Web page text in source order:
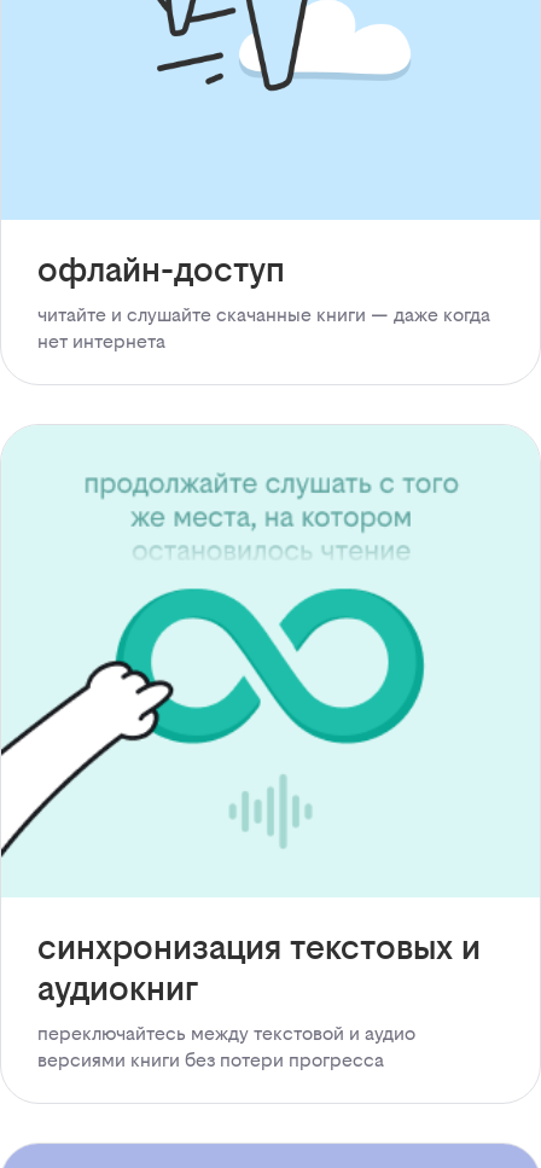
офлайн-доступ
читайте и слушайте скачанные книги — даже когда
нет интернета
синхронизация текстовых и
аудиокниг
переключайтесь между текстовой и аудио
версиями книги без потери прогресса